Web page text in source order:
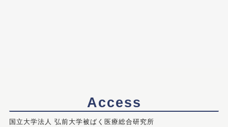
Access
国立大学法人 弘前大学被ばく医療総合研究所